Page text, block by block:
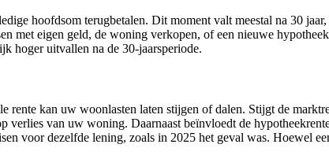
hoofdsom terugbetalen. Dit moment valt meestal na 30
met eigen geld, de woning verkopen, of een nieuwe
hoger uitvallen na de 30-jaarsperiode.
rente kan uw woonlasten laten stijgen of dalen. Stijgt de
verlies van uw woning. Daarnaast beïnvloedt de
voor dezelfde lening, zoals in 2025 het geval was. Hoewel